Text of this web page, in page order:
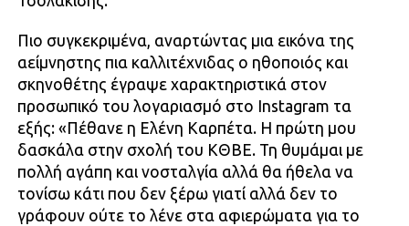
Πιο συγκεκριμένα, αναρτώντας μια εικόνα της
αείμνηστης πια καλλιτέχνιδας ο ηθοποιός και
σκηνοθέτης έγραψε χαρακτηριστικά στον
προσωπικό του λογαριασμό στο Instagram τα
εξής: «Πέθανε η Ελένη Καρπέτα. Η πρώτη μου
δασκάλα στην σχολή του ΚΘΒΕ. Τη θυμάμαι με
πολλή αγάπη και νοσταλγία αλλά θα ήθελα να
τονίσω κάτι που δεν ξέρω γιατί αλλά δεν το
γράφουν ούτε το λένε στα αφιερώματα για το